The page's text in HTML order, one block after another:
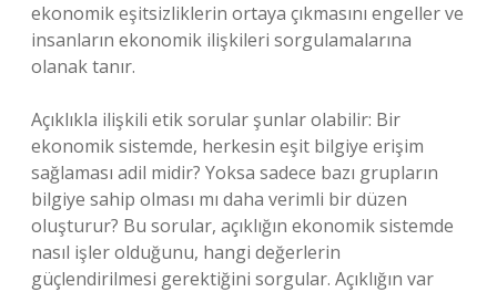
ekonomik eşitsizliklerin ortaya çıkmasını engeller ve
insanların ekonomik ilişkileri sorgulamalarına
olanak tanır.
Açıklıkla ilişkili etik sorular şunlar olabilir: Bir
ekonomik sistemde, herkesin eşit bilgiye erişim
sağlaması adil midir? Yoksa sadece bazı grupların
bilgiye sahip olması mı daha verimli bir düzen
oluşturur? Bu sorular, açıklığın ekonomik sistemde
nasıl işler olduğunu, hangi değerlerin
güçlendirilmesi gerektiğini sorgular. Açıklığın var